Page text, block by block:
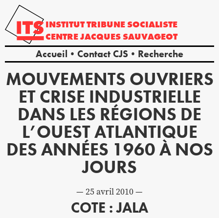
INSTITUTTRIBUNE SOCIALISTE
CENTREJACQUES SAUVAGEOT
Accueil Contact CJS Recherche
MOUVEMENTS OUVRIERS
ET CRISE INDUSTRIELLE
DANS LES RÉGIONS DE
L’OUEST ATLANTIQUE
DES ANNÉES 1960 À NOS
JOURS
25 avril 2010
COTE : JALA